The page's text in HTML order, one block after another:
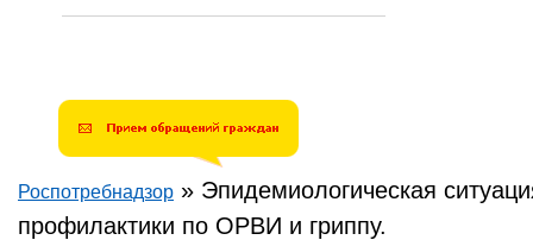
Вы здесь
Роспотребнадзор » Эпидемиологическая
профилактики по ОРВИ и гриппу.